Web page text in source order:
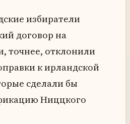
избиратели
договор на
точнее, отклонили
к ирландской
сделали бы
Ниццкого